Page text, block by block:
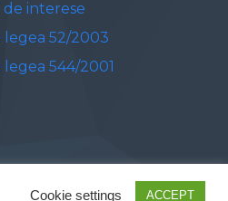
de interese
legea 52/2003
544/2001
Cookie settings ACCEPT